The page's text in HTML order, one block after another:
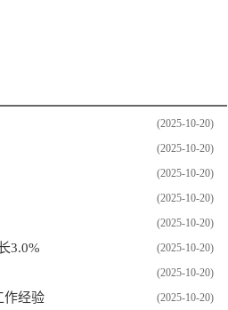
(2025-10-20)
(2025-10-20)
(2025-10-20)
(2025-10-20)
(2025-10-20)
(2025-10-20)
3.0%
(2025-10-20)
(2025-10-20)
作经验